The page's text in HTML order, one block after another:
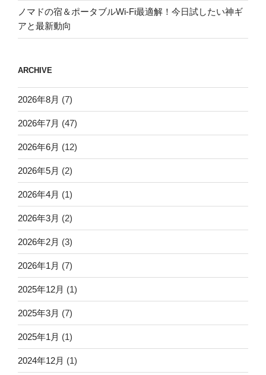
ノマドの宿＆ポータブルWi-Fi最適解！今日試したい神ギ
アと最新動向
ARCHIVE
2026年8月 (7)
2026年7月 (47)
2026年6月 (12)
2026年5月 (2)
2026年4月 (1)
2026年3月 (2)
2026年2月 (3)
2026年1月 (7)
2025年12月 (1)
2025年3月 (7)
2025年1月 (1)
2024年12月 (1)